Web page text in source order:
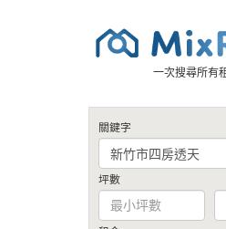
一次搜尋所有
關鍵字
坪數